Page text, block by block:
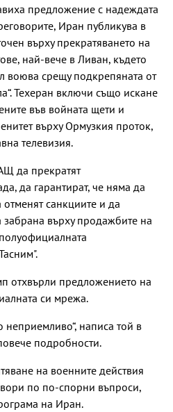
предложение с надеждата
Иран публикува в
върху прекратяването на
най-вече в Ливан, където
воюва срещу подкрепяната от
Техеран включи също искане
във войната щети и
върху Ормузкия проток,
телевизия.
да прекратят
да гарантират, че няма да
санкциите и да
забрана върху продажбите на
отхвърли предложението на
си мрежа.
написа той в
подробности.
на военните действия
по по-спорни въпроси,
на Иран.